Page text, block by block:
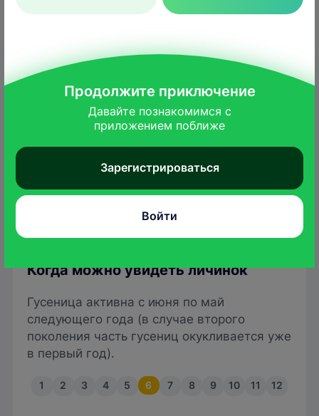
Желтовато-бурая, с бело-зеленым
Когда можно увидеть личинок
Гусеница активна с июня по май
следующего года (в случае второго
поколения часть гусениц окукливается уже
в первый год).
1 2 3 4 5 6 7 8 9 10 11 12
Продолжите приключение
Давайте познакомимся с
приложением поближе
Зарегистрироваться
Войти